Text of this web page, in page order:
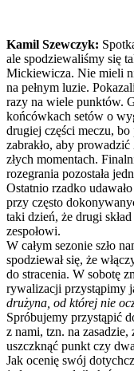
Kamil Szewczyk:
ale spodziewaliśmy się
Mickiewicza. Nie mieli
na pełnym luzie.
razy na wiele punktów.
końcówkach setów o
drugiej części meczu,
zabrakło, aby
złych momentach.
rozegrania pozostała
Ostatnio rzadko
przy często
taki dzień, że drugi
zespołowi.
W całym sezonie szło
spodziewał się, że
do stracenia. W sobotę
rywalizacji przystąpimy
drużyna, od której nie
Spróbujemy przystąpić
z nami, tzn. na
uszczknąć punkt czy
Jak ocenię swój